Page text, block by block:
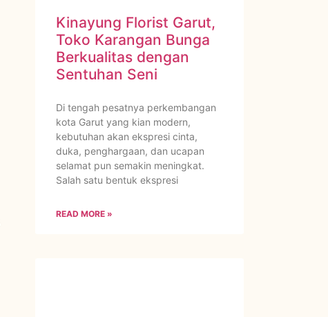
Kinayung Florist Garut,
Toko Karangan Bunga
Berkualitas dengan
Sentuhan Seni
Di tengah pesatnya perkembangan
kota Garut yang kian modern,
kebutuhan akan ekspresi cinta,
duka, penghargaan, dan ucapan
selamat pun semakin meningkat.
Salah satu bentuk ekspresi
READ MORE »